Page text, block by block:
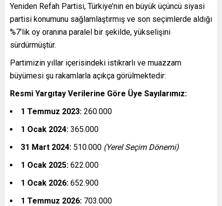
Yeniden Refah Partisi, Türkiye’nin en büyük üçüncü siyasi
partisi konumunu sağlamlaştırmış ve son seçimlerde aldığı
%7’lik oy oranına paralel bir şekilde, yükselişini
sürdürmüştür.
Partimizin yıllar içerisindeki istikrarlı ve muazzam
büyümesi şu rakamlarla açıkça görülmektedir:
Resmi Yargıtay Verilerine Göre Üye Sayılarımız:
1 Temmuz 2023: 260.000
1 Ocak 2024: 365.000
31 Mart 2024: 510.000 (Yerel Seçim Dönemi)
1 Ocak 2025: 622.000
1 Ocak 2026: 652.900
1 Temmuz 2026: 703.000